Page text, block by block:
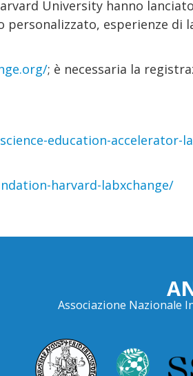
University hanno
esperienze di
; è necessaria la
education-accelerator-
harvard-labxchange/
Associazione Nazionale